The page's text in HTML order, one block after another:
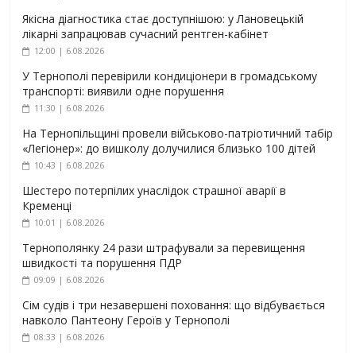
Якісна діагностика стає доступнішою: у Лановецькій
лікарні запрацював сучасний рентген-кабінет
12:00 | 6.08.2026
У Тернополі перевірили кондиціонери в громадському
транспорті: виявили одне порушення
11:30 | 6.08.2026
На Тернопільщині провели військово-патріотичний табір
«Легіонер»: до вишколу долучилися близько 100 дітей
10:43 | 6.08.2026
Шестеро потерпілих унаслідок страшної аварії в
Кременці
10:01 | 6.08.2026
Тернополянку 24 рази штрафували за перевищення
швидкості та порушення ПДР
09:09 | 6.08.2026
Сім судів і три незавершені поховання: що відбувається
навколо Пантеону Героїв у Тернополі
08:33 | 6.08.2026